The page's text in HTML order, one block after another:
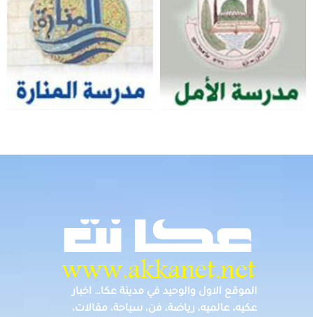
الموقع الاول والوحيد في مدينة عكا… اخبار
عكيه، عالميه، رياضة، فن، سياحة، مقالات،